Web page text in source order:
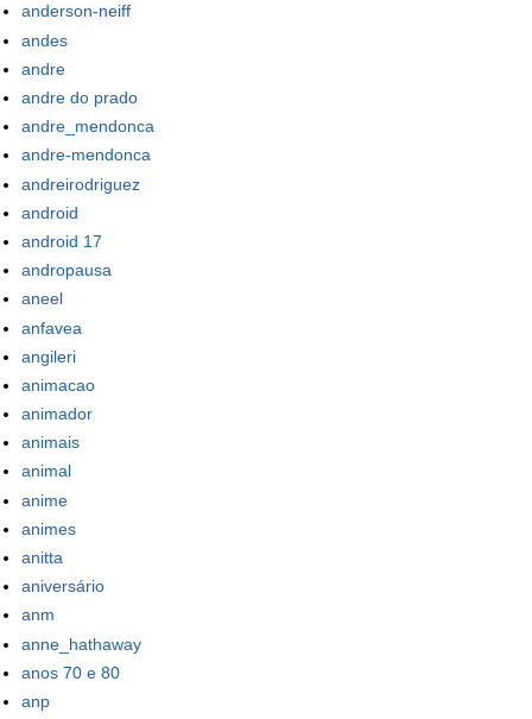
anderson-neiff
andes
andre
andre do prado
andre_mendonca
andre-mendonca
andreirodriguez
android
android 17
andropausa
aneel
anfavea
angileri
animacao
animador
animais
animal
anime
animes
anitta
aniversário
anm
anne_hathaway
anos 70 e 80
anp